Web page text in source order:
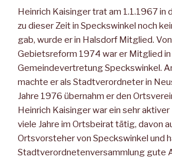
Heinrich Kaisinger trat am 1.1.1967 in
zu dieser Zeit in Speckswinkel noch
gab, wurde er in Halsdorf Mitglied.
Gebietsreform 1974 war er Mitglied
Gemeindevertretung Speckswinkel.
machte er als Stadtverordneter in
Jahre 1976 übernahm er den
Heinrich Kaisinger war ein sehr
viele Jahre im Ortsbeirat tätig, davon
Ortsvorsteher von Speckswinkel und
Stadtverordnetenversammlung gute